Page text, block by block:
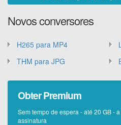
Novos conversores
H265 para MP4
THM para JPG
Obter Premium
Sem tempo de espera - até 20 GB -
assinatura